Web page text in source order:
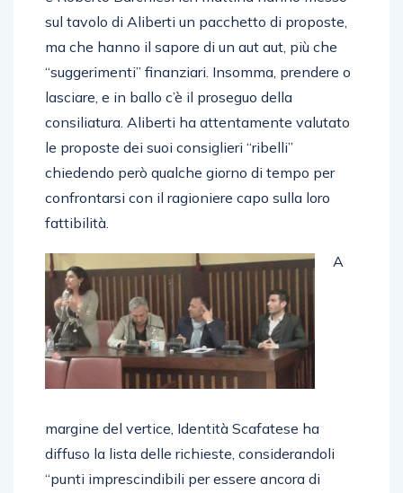
sul tavolo di Aliberti un pacchetto di proposte,
ma che hanno il sapore di un aut aut, più che
“suggerimenti” finanziari. Insomma, prendere o
lasciare, e in ballo c’è il proseguo della
consiliatura. Aliberti ha attentamente valutato
le proposte dei suoi consiglieri “ribelli”
chiedendo però qualche giorno di tempo per
confrontarsi con il ragioniere capo sulla loro
fattibilità.
A
margine del vertice, Identità Scafatese ha
diffuso la lista delle richieste, considerandoli
“punti imprescindibili per essere ancora di